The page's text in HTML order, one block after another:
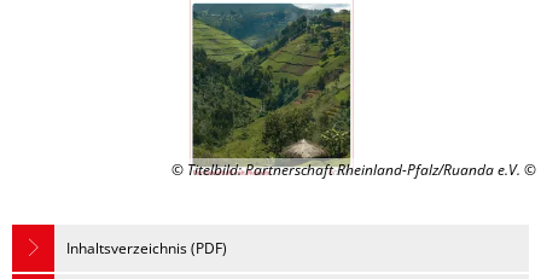
© Titelbild: Partnerschaft Rheinland-Pfalz/Ruanda e.V.
Inhaltsverzeichnis (PDF)